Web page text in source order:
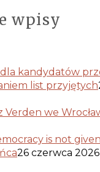
wpisy
kandydatów
list przyjętych
Verden we
is not
26 czerwca 2026